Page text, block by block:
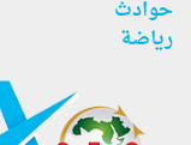
حوادث
رياضة